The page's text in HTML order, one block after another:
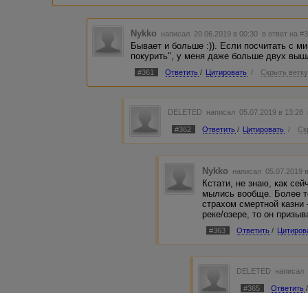
Nykko написал 20.06.2019 в 00:30 в ответ на
Бывает и больше :)). Если посчитать с
покурить", у меня даже больше двух
#361 Ответить / Цитировать / Скрыть ветку
DELETED написал 05.07.2019 в 13:28
#362 Ответить / Цитировать /
Nykko написал 05.07.2019
Кстати, не знаю, как
мылись вообще. Более
страхом смертной
реке/озере, то он
#363 Ответить /
DELETED написал
#365 Ответить /